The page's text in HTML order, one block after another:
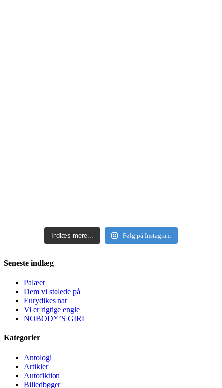
Indlæs mere... Følg på Instagram
Seneste indlæg
Palæet
Dem vi stolede på
Eurydikes nat
Vi er rigtige engle
NOBODY’S GIRL
Kategorier
Antologi
Artikler
Autofiktion
Billedbøger